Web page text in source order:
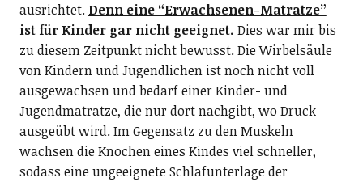
ausrichtet. Denn eine “Erwachsenen-Matratze”
ist für Kinder gar nicht geeignet. Dies war mir bis
zu diesem Zeitpunkt nicht bewusst. Die Wirbelsäule
von Kindern und Jugendlichen ist noch nicht voll
ausgewachsen und bedarf einer Kinder- und
Jugendmatratze, die nur dort nachgibt, wo Druck
ausgeübt wird. Im Gegensatz zu den Muskeln
wachsen die Knochen eines Kindes viel schneller,
sodass eine ungeeignete Schlafunterlage der